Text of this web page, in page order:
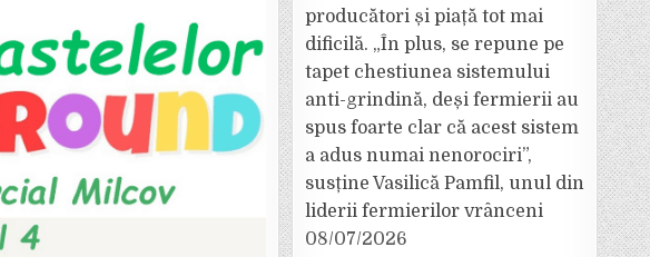
producători și piață tot mai
dificilă. „În plus, se repune pe
tapet chestiunea sistemului
anti-grindină, deși fermierii au
spus foarte clar că acest sistem
a adus numai nenorociri”,
susține Vasilică Pamfil, unul din
liderii fermierilor vrânceni
08/07/2026